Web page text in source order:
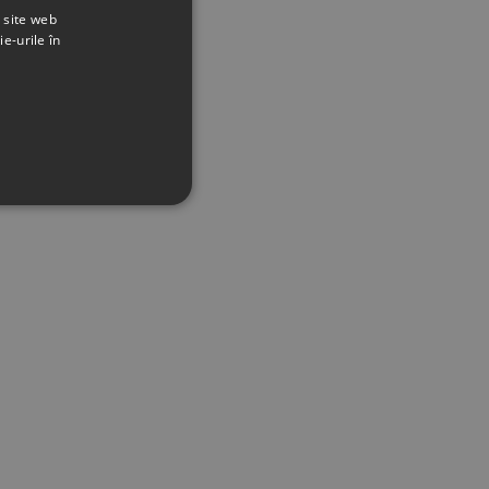
web
urile în